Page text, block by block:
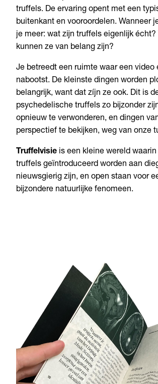
truffels. De ervaring opent met een
buitenkant en vooroordelen. Wanneer
je meer: wat zijn truffels eigenlijk
kunnen ze van belang zijn?
Je betreedt een ruimte waar een video
nabootst. De kleinste dingen worden
belangrijk, want dat zíjn ze ook. Dit is
psychedelische truffels zo bijzonder
opnieuw te verwonderen, en dingen
perspectief te bekijken, weg van onze
Truffelvisie is een kleine wereld
truffels geïntroduceerd worden aan
nieuwsgierig zijn, en open staan voor
bijzondere natuurlijke fenomeen.